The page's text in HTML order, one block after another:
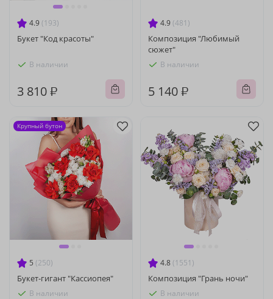
4.9 (193)
Букет "Код красоты"
В наличии
3 810 ₽
4.9 (481)
Композиция "Любимый
сюжет"
В наличии
5 140 ₽
5 (250)
Букет-гигант "Кассиопея"
В наличии
Крупный бутон
4.8 (1551)
Композиция "Грань ночи"
В наличии